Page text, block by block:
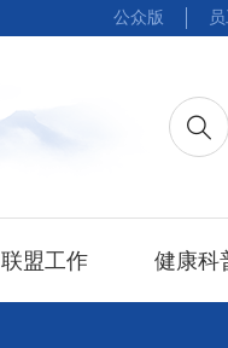
公众版
联盟工作 健康科